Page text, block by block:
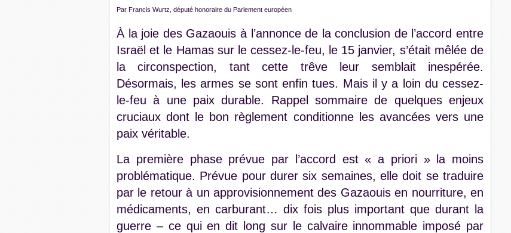
Par Francis Wurtz, député honoraire du Parlement européen
À la joie des Gazaouis à l’annonce de la conclusion de l’accord entre
Israël et le Hamas sur le cessez-le-feu, le 15 janvier, s’était mêlée de
la circonspection, tant cette trêve leur semblait inespérée.
Désormais, les armes se sont enfin tues. Mais il y a loin du cessez-
le-feu à une paix durable. Rappel sommaire de quelques enjeux
cruciaux dont le bon règlement conditionne les avancées vers une
paix véritable.
La première phase prévue par l’accord est « a priori » la moins
problématique. Prévue pour durer six semaines, elle doit se traduire
par le retour à un approvisionnement des Gazaouis en nourriture, en
médicaments, en carburant… dix fois plus important que durant la
guerre – ce qui en dit long sur le calvaire innommable imposé par